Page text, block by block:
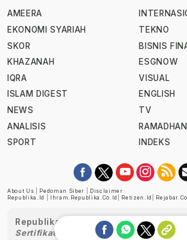
AMEERA
EKONOMI SYARIAH
SKOR
KHAZANAH
IQRA
ISLAM DIGEST
NEWS
ANALISIS
SPORT
TEKNO
BISNIS
ESGNOW
VISUAL
ENGLISH
TV
RAMADHAN
INDEKS
About Us Pedoman Siber
Disclaimer
Republika.id
Ihram.republika.co.id Retizen.id
Republika telah diverifikasi oleh
Sertifikat Nomor 1058/DP-Verifikasi/K/